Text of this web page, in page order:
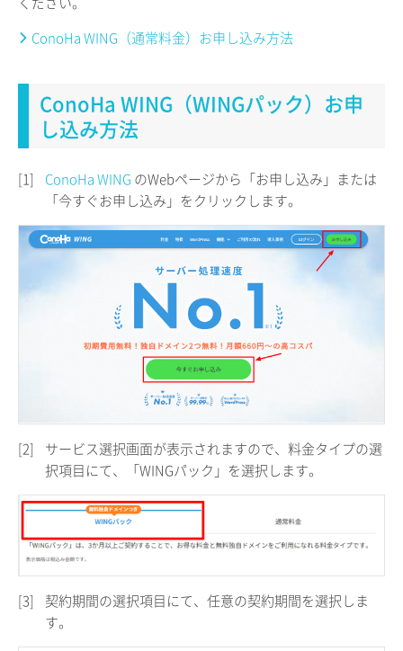
ConoHa WING（通常料金）お申し込み方法
ConoHa WING（WINGパック）お申
し込み方法
[1] ConoHa WING のWebページから「お申し込み」または
「今すぐお申し込み」をクリックします。
[2]
サービス選択画面が表示されますので、料金タイプの選
択項目にて、「WINGパック」を選択します。
[3]
契約期間の選択項目にて、任意の契約期間を選択しま
す。